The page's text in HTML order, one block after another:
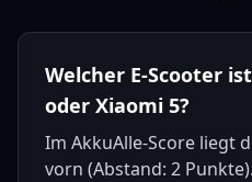
Welcher E-Scooter
oder Xiaomi 5?
Im AkkuAlle-Score liegt
vorn (Abstand: 2